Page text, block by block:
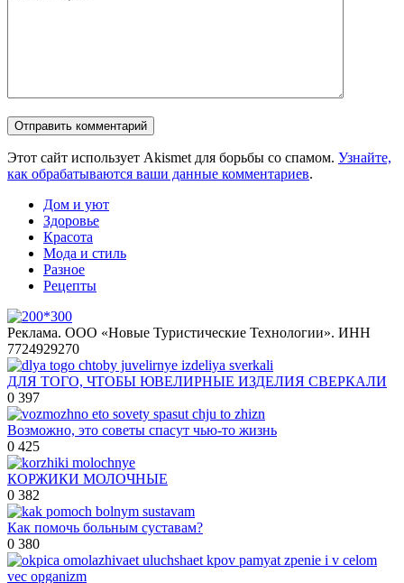
Этот сайт использует Akismet для борьбы со спамом. Узнайте,
как обрабатываются ваши данные комментариев.
Дом и уют
Здоровье
Красота
Мода и стиль
Разное
Рецепты
Реклама. ООО «Новые Туристические Технологии». ИНН
7724929270
ДЛЯ ТОГО, ЧТОБЫ ЮВЕЛИРНЫЕ ИЗДЕЛИЯ СВЕРКАЛИ
0 397
Возможно, это советы спасут чью-то жизнь
0 425
КОРЖИКИ МОЛОЧНЫЕ
0 382
Как помочь больным суставам?
0 380